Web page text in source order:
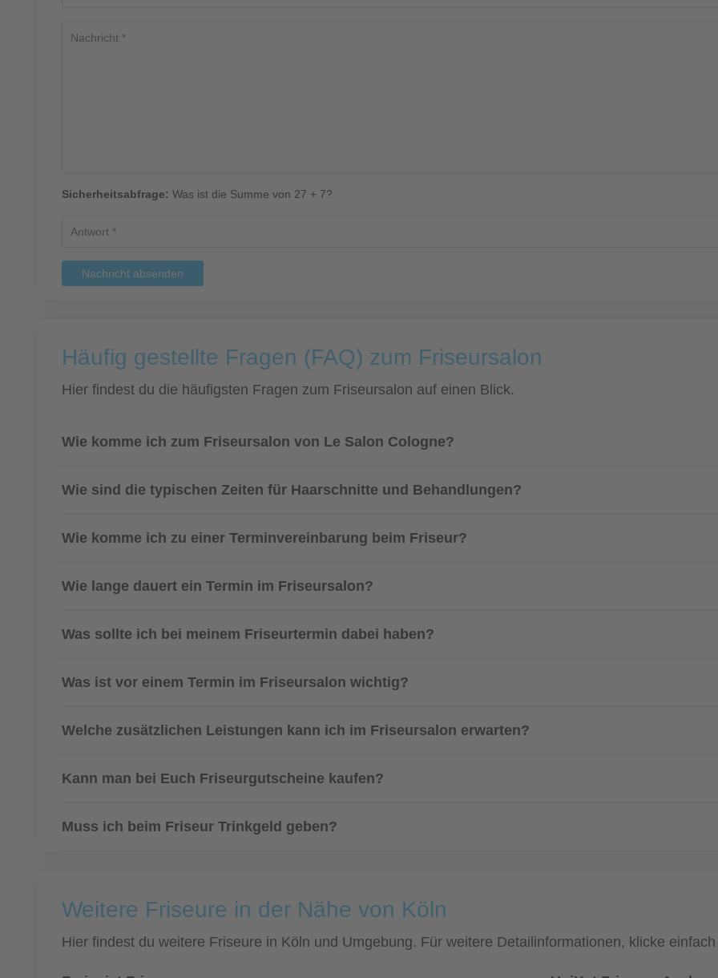
Sicherheitsabfrage: Was ist die Summe von 27 + 7?
Nachricht absenden
Häufig gestellte Fragen (FAQ) zum Friseursalon
Hier findest du die häufigsten Fragen zum Friseursalon auf einen Blick.
Wie komme ich zum Friseursalon von Le Salon Cologne?
Wie sind die typischen Zeiten für Haarschnitte und Behandlungen?
Wie komme ich zu einer Terminvereinbarung beim Friseur?
Wie lange dauert ein Termin im Friseursalon?
Was sollte ich bei meinem Friseurtermin dabei haben?
Was ist vor einem Termin im Friseursalon wichtig?
Welche zusätzlichen Leistungen kann ich im Friseursalon erwarten?
Kann man bei Euch Friseurgutscheine kaufen?
Muss ich beim Friseur Trinkgeld geben?
Weitere Friseure in der Nähe von Köln
Hier findest du weitere Friseure in Köln und Umgebung. Für weitere Detailinformationen, klicke